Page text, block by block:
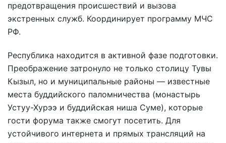
предотвращения происшествий и вызова
экстренных служб. Координирует программу МЧС
РФ.
Республика находится в активной фазе подготовки.
Преображение затронуло не только столицу Тувы
Кызыл, но и муниципальные районы — известные
места буддийского паломничества (монастырь
Устуу-Хурээ и буддийская ниша Суме), которые
гости форума также смогут посетить. Для
устойчивого интернета и прямых трансляций на